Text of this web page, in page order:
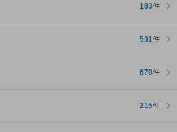
103件
531件
678件
215件